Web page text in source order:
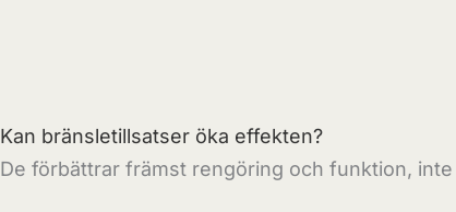
Kan bränsletillsatser öka effekten?
De förbättrar främst rengöring och funktion,